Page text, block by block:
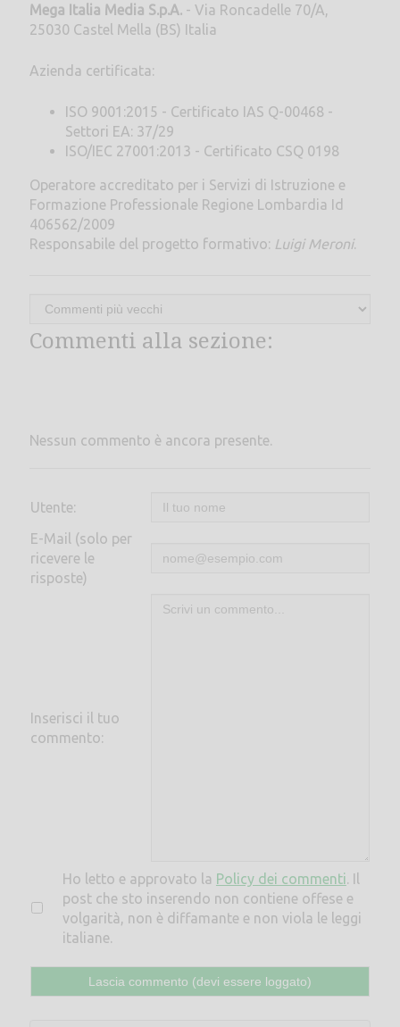
Mega Italia Media S.p.A.- Via Roncadelle 70/A,
25030 Castel Mella (BS) Italia
Azienda certificata:
ISO 9001:2015 - Certificato IAS Q-00468 -
Settori EA: 37/29
ISO/IEC 27001:2013 - Certificato CSQ 0198
Operatore accreditato per i Servizi di Istruzione e
Formazione Professionale Regione Lombardia Id
406562/2009
Responsabile del progetto formativo: Luigi Meroni.
Commenti alla sezione:
Nessun commento è ancora presente.
Utente:
E-Mail (solo per
ricevere le
risposte)
Inserisci il tuo
commento:
Ho letto e approvato la Policy dei commenti. Il
post che sto inserendo non contiene offese e
volgarità, non è diffamante e non viola le leggi
italiane.